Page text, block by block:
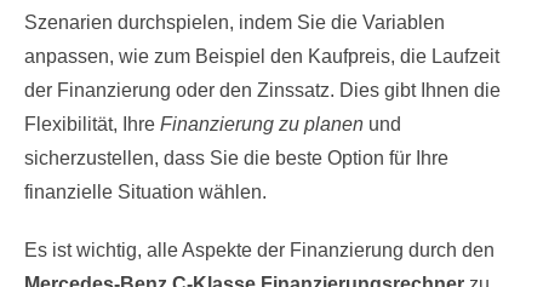
Szenarien durchspielen, indem Sie die Variablen
anpassen, wie zum Beispiel den Kaufpreis, die Laufzeit
der Finanzierung oder den Zinssatz. Dies gibt Ihnen die
Flexibilität, Ihre Finanzierung zu planen und
sicherzustellen, dass Sie die beste Option für Ihre
finanzielle Situation wählen.
Es ist wichtig, alle Aspekte der Finanzierung durch den